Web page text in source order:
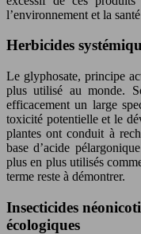
l’environnement et la
Herbicides
Le glyphosate, principe
plus utilisé au monde.
efficacement un large
toxicité potentielle et le
plantes ont conduit à
base d’acide
plus en plus utilisés
terme reste à démontrer.
Insecticides
écologiques